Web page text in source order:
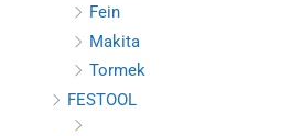
Fein
Makita
Tormek
FESTOOL